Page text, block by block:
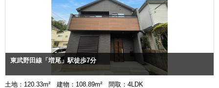
東武野田線「増尾」駅徒歩7分
土地：120.33m² 建物：108.89m² 間取：4LDK